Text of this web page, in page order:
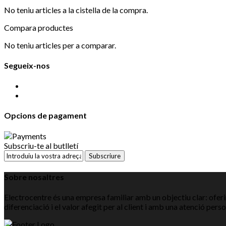
No teniu articles a la cistella de la compra.
Compara productes
No teniu articles per a comparar.
Segueix-nos
Opcions de pagament
Subscriu-te al butlletí
Subscriure
Sobre nosaltres
Electrocentre és una empresa familiar amb un objectiu clar:
diferenciació i el valor afegit per al client i amb una atenció